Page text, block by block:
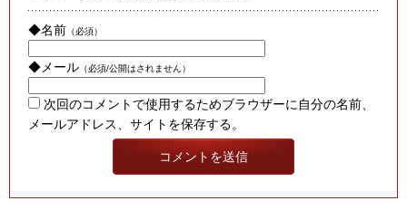
◆名前 （必須）
◆メール （必須/公開はされません）
次回のコメントで使用するためブラウザーに自分の名前、
メールアドレス、サイトを保存する。